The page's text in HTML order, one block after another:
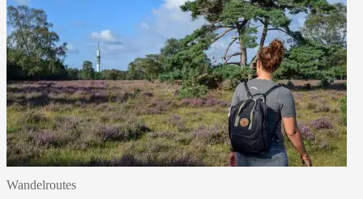
Wandelroutes